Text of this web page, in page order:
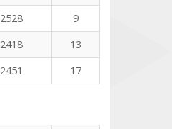
2528
9
2418
13
2451 17